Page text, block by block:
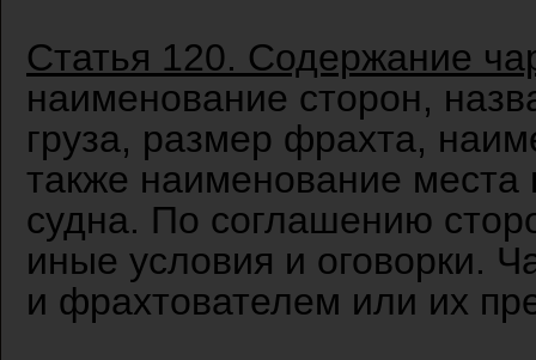
Статья 120. Содержание
наименование сторон,
груза, размер фрахта,
также наименование
судна. По соглашению
иные условия и оговорки.
и фрахтователем или их